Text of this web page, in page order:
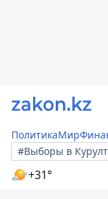
ПолитикаМир
#Выборы в
+31°